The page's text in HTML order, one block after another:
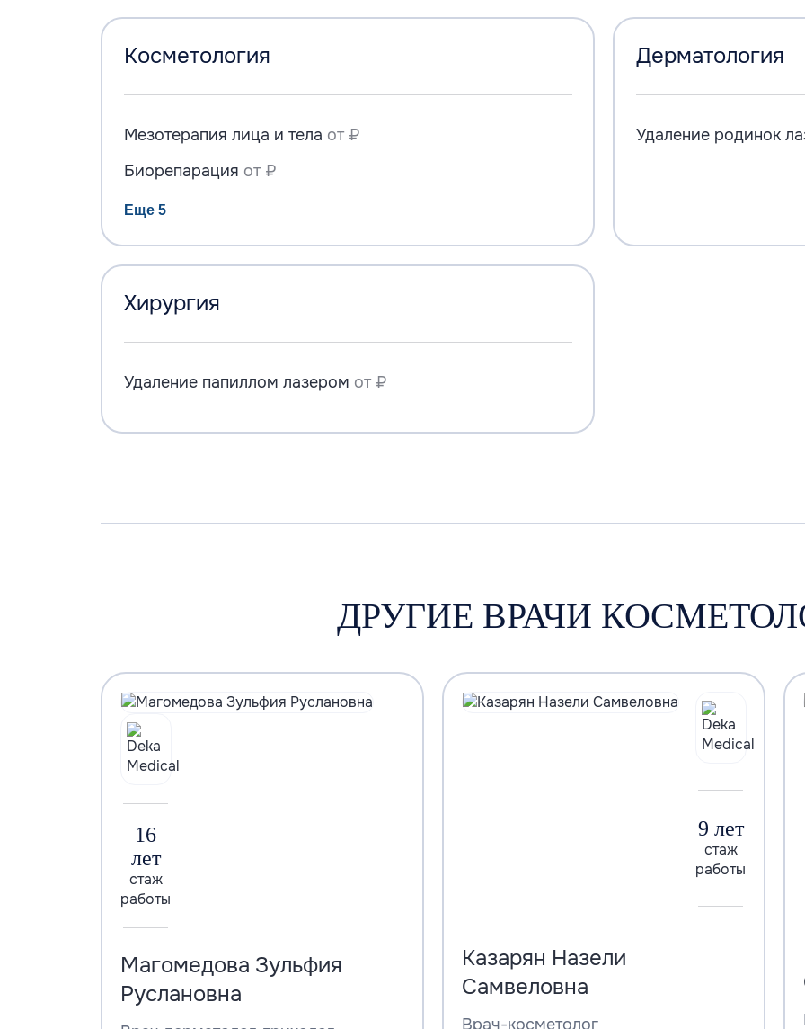
Косметология
Мезотерапия лица и тела от ₽
Биорепарация от ₽
Еще 5
Дерматология
Удаление родинок
Хирургия
Удаление папиллом лазером от ₽
ДРУГИЕ ВРАЧИ
16
лет
стаж
работы
Магомедова Зульфия
Руслановна
9 лет
стаж
работы
Казарян Назели
Самвеловна
Врач-косметолог